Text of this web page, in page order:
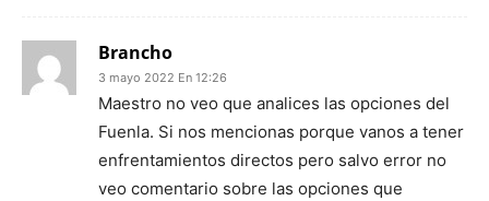
Brancho
3 mayo 2022 En 12:26
Maestro no veo que analices las opciones del
Fuenla. Si nos mencionas porque vanos a tener
enfrentamientos directos pero salvo error no
veo comentario sobre las opciones que